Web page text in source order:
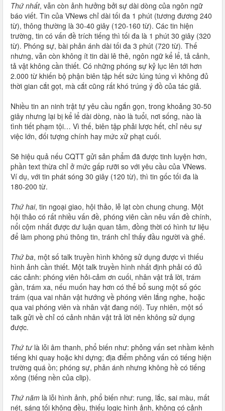
Thứ nhất, vẫn còn ảnh hưởng bởi sự dài dòng của ngôn ngữ
báo viết. Tin của VNews chỉ dài tối đa 1 phút (tương đương 240
từ), thông thường là 30-40 giây (120-160 từ). Các tin hiện
trường, tin có vấn đề trích tiếng thì tối đa là 1 phút 30 giây (320
từ). Phóng sự, bài phản ánh dài tối đa 3 phút (720 từ). Thế
nhưng, vẫn còn không ít tin dài lê thê, ngôn ngữ kể lể, tả cảnh,
tả vật không cần thiết. Có những phóng sự kỷ lục lên tới hơn
2.000 từ khiến bộ phận biên tập hết sức lúng túng vì không đủ
thời gian cắt gọt, mà cắt cũng rất khó trúng ý đồ của tác giả.
Nhiều tin an ninh trật tự yêu cầu ngắn gọn, trong khoảng 30-50
giây nhưng lại bị kể lể dài dòng, nào là tuổi, nơi sống, nào là
tình tiết phạm tội… Vì thế, biên tập phải lược hết, chỉ nêu sự
việc lớn, đối tượng chính hay mức xử phạt cuối.
Sẽ hiệu quả nếu CQTT gửi sản phẩm đã được tinh luyện hơn,
phần text thừa chỉ ở mức gấp rưỡi so với yêu cầu của VNews.
Ví dụ, với tin phát sóng 30 giây (120 từ), thì tin gốc tối đa là
180-200 từ.
Thứ hai, tin ngoại giao, hội thảo, lễ lạt còn chung chung. Một
hội thảo có rất nhiều vấn đề, phóng viên cần nêu vấn đề chính,
nổi cộm nhất được dư luận quan tâm, đồng thời có hình tư liệu
để làm phong phú thông tin, tránh chỉ thấy đầu người và ghế.
Thứ ba, một số talk truyền hình không sử dụng được vì thiếu
hình ảnh cần thiết. Một talk truyền hình nhất định phải có đủ
các cảnh: phóng viên hỏi-cảm ơn cuối, nhân vật trả lời, trám
gần, trám xa, nếu muốn hay hơn có thể bổ sung một số góc
trám (qua vai nhân vật hướng về phóng viên lắng nghe, hoặc
qua vai phóng viên và nhân vật đang nói). Tuy nhiên, một số
talk gửi về chỉ có cảnh nhân vật trả lời nên không sử dụng
được.
Thứ tưlà lỗi âm thanh, phổ biến như: phỏng vấn set nhầm kênh
tiếng khi quay hoặc khi dựng; địa điểm phỏng vấn có tiếng hiện
trường quá ồn; phóng sự, phản ánh nhưng không hề có tiếng
xông (tiếng nền của clip).
Thứ năm là lỗi hình ảnh, phổ biến như: rung, lắc, sai màu, mất
nét, sáng tối không đều, thiếu logic hình ảnh, không có cảnh